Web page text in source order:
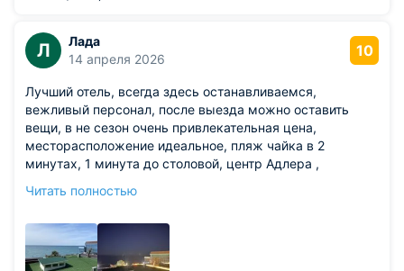
Л
Лада
14 апреля 2026
10
Лучший отель, всегда здесь останавливаемся,
вежливый персонал, после выезда можно оставить
вещи, в не сезон очень привлекательная цена,
месторасположение идеальное, пляж чайка в 2
минутах, 1 минута до столовой, центр Адлера ,
номер можно выбирать, вид на море шикарный, так же
Читать полностью